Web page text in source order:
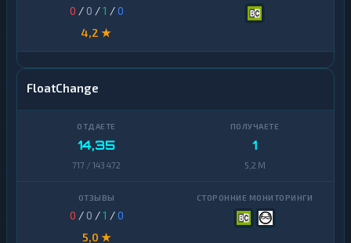
0 / 0 /1 /0
4,2 ★
FloatChange
14,35
717 / 143 472
1
5,2 M
0 / 0 /1 /0
5,0 ★